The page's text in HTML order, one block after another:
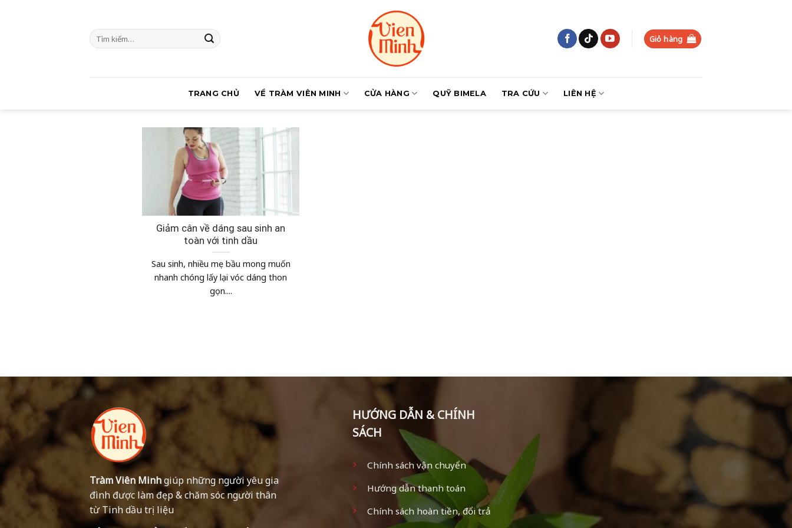
Tìm
kiếm:
Giỏ hàng
TRANG CHỦ VỀ TRÀM VIÊN MINH CỬA HÀNG QUỸ BIMELA TRA CỨU LIÊN HỆ
Giảm cân về dáng sau sinh an
toàn với tinh dầu
Sau sinh, nhiều mẹ bầu mong muốn
nhanh chóng lấy lại vóc dáng thon
gọn....
Tràm Viên Minhgiúp những người yêu gia
đình được làm đẹp & chăm sóc người thân
từ Tinh dầu trị liệu
HƯỚNG DẪN & CHÍNH
SÁCH
Chính sách vận chuyển
Hướng dẫn thanh toán
Chính sách hoàn tiền, đổi trả